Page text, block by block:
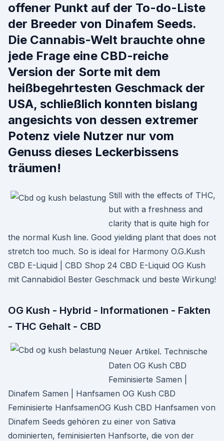
offener Punkt auf der To-do-Liste
der Breeder von Dinafem Seeds.
Die Cannabis-Welt brauchte ohne
jede Frage eine CBD-reiche
Version der Sorte mit dem
heißbegehrtesten Geschmack der
USA, schließlich konnten bislang
angesichts von dessen extremer
Potenz viele Nutzer nur vom
Genuss dieses Leckerbissens
träumen!
Still with the effects of THC,
but with a freshness and
clarity that is quite high for
the normal Kush line. Good yielding plant that does not
stretch too much. So is ideal for Harmony O.G.Kush
CBD E-Liquid | CBD Shop 24 CBD E-Liquid OG Kush
mit Cannabidiol Bester Geschmack und beste Wirkung!
OG Kush - Hybrid - Informationen - Fakten
- THC Gehalt - CBD
Neuer Artikel. Technische
Daten OG Kush CBD
Feminisierte Samen |
Dinafem Samen | Hanfsamen OG Kush CBD
Feminisierte HanfsamenOG Kush CBD Hanfsamen von
Dinafem Seeds gehören zu einer von Sativa
dominierten, feminisierten Hanfsorte, die von der